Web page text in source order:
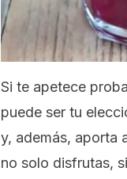
Si te apetece
puede ser tu
y, además, aporta
no solo disfrutas,